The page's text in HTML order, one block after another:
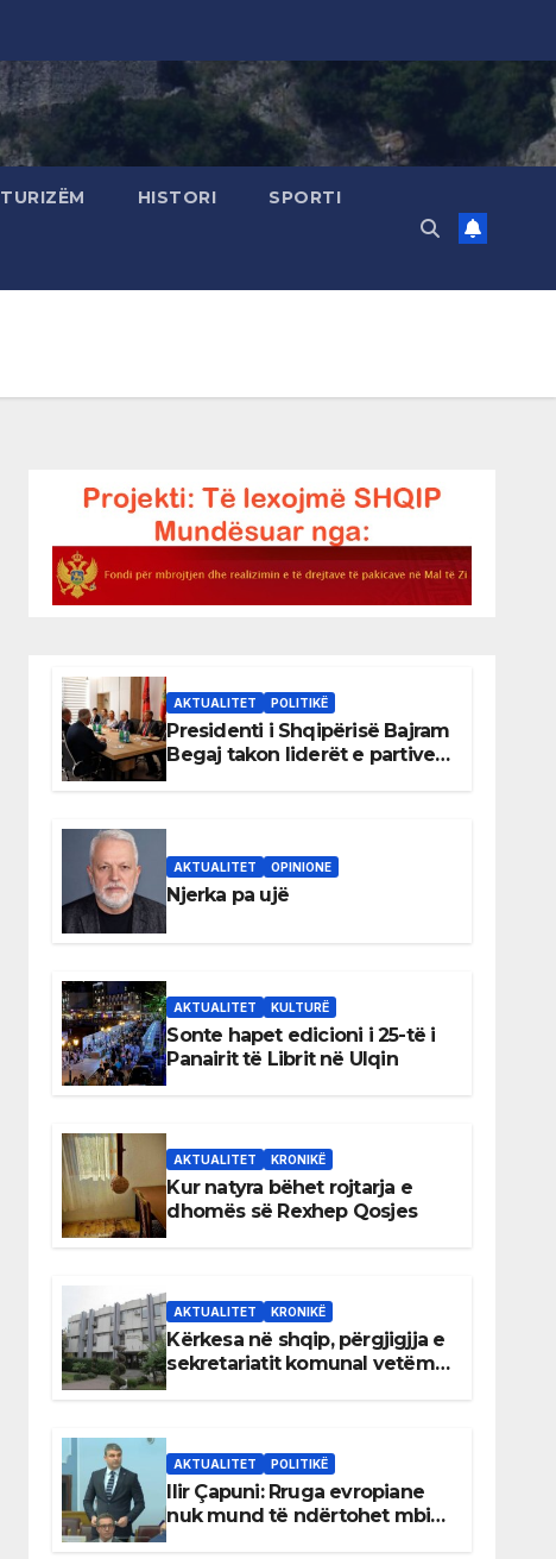
TURIZËM HISTORI SPORTI
AKTUALITET POLITIKË
Presidenti i Shqipërisë Bajram
Begaj takon liderët e partive
AKTUALITET OPINIONE
Njerka pa ujë
AKTUALITET KULTURË
Sonte hapet edicioni i 25-të i
Panairit të Librit në Ulqin
AKTUALITET KRONIKË
Kur natyra bëhet rojtarja e
dhomës së Rexhep Qosjes
AKTUALITET KRONIKË
Kërkesa në shqip, përgjigjja e
sekretariatit komunal vetëm
AKTUALITET POLITIKË
Ilir Çapuni: Rruga evropiane
nuk mund të ndërtohet mbi